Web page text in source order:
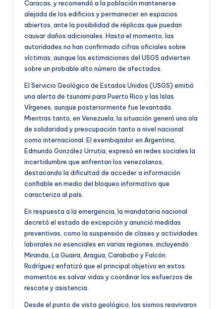
Caracas, y recomendó a la población mantenerse
alejada de los edificios y permanecer en espacios
abiertos, ante la posibilidad de réplicas que puedan
causar daños adicionales. Hasta el momento, las
autoridades no han confirmado cifras oficiales sobre
víctimas, aunque las estimaciones del USGS advierten
sobre un probable alto número de afectados.
El Servicio Geológico de Estados Unidos (USGS) emitió
una alerta de tsunami para Puerto Rico y las Islas
Vírgenes, aunque posteriormente fue levantada.
Mientras tanto, en Venezuela, la situación generó una ola
de solidaridad y preocupación tanto a nivel nacional
como internacional. El exembajador en Argentina,
Edmundo González Urrutia, expresó en redes sociales la
incertidumbre que enfrentan los venezolanos,
destacando la dificultad de acceder a información
confiable en medio del bloqueo informativo que
caracteriza al país.
En respuesta a la emergencia, la mandataria nacional
decretó el estado de excepción y anunció medidas
preventivas, como la suspensión de clases y actividades
laborales no esenciales en varias regiones, incluyendo
Miranda, La Guaira, Aragua, Carabobo y Falcón.
Rodríguez enfatizó que el principal objetivo en estos
momentos es salvar vidas y coordinar los esfuerzos de
rescate y asistencia.
Desde el punto de vista geológico, los sismos reavivaron